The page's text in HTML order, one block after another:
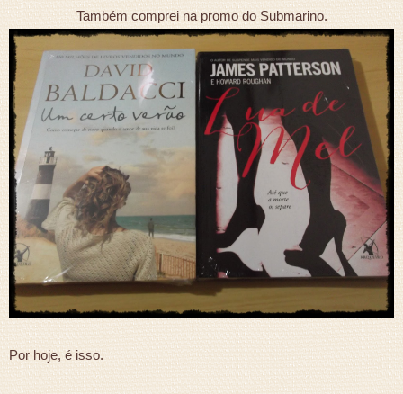
Também comprei na promo do Submarino.
Por hoje, é isso.